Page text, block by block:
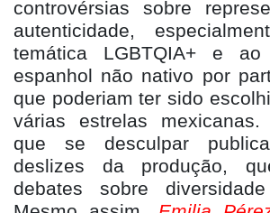
controvérsias sobre
autenticidade,
temática LGBTQIA+ e
espanhol não nativo por
que poderiam ter sido
várias estrelas
que se desculpar
deslizes da produção,
debates sobre